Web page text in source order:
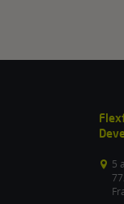
5